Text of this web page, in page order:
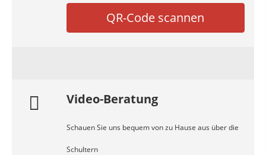
QR-Code scannen
Video-Beratung
Schauen Sie uns bequem von zu Hause aus über die
Schultern